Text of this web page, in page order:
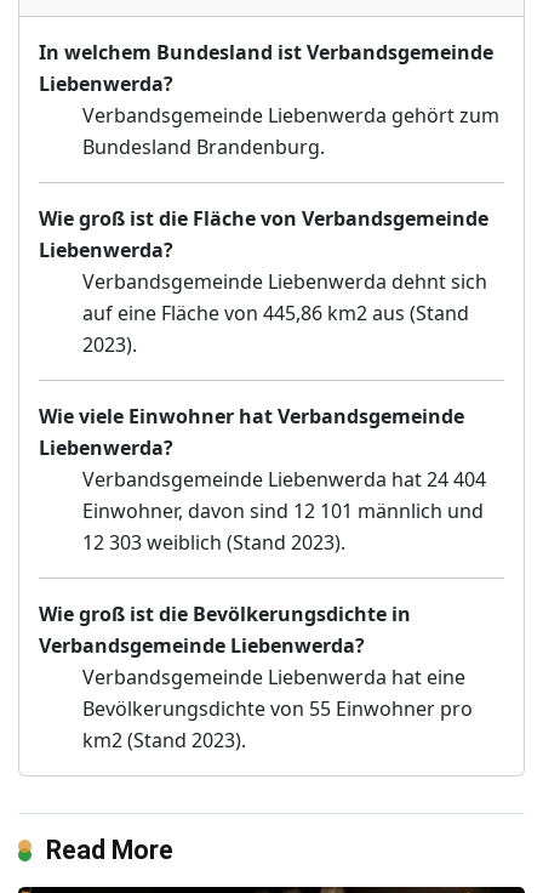
In welchem Bundesland ist Verbandsgemeinde
Liebenwerda?
Verbandsgemeinde Liebenwerda gehört zum
Bundesland Brandenburg.
Wie groß ist die Fläche von Verbandsgemeinde
Liebenwerda?
Verbandsgemeinde Liebenwerda dehnt sich
auf eine Fläche von 445,86 km2 aus (Stand
2023).
Wie viele Einwohner hat Verbandsgemeinde
Liebenwerda?
Verbandsgemeinde Liebenwerda hat 24 404
Einwohner, davon sind 12 101 männlich und
12 303 weiblich (Stand 2023).
Wie groß ist die Bevölkerungsdichte in
Verbandsgemeinde Liebenwerda?
Verbandsgemeinde Liebenwerda hat eine
Bevölkerungsdichte von 55 Einwohner pro
km2 (Stand 2023).
Read More